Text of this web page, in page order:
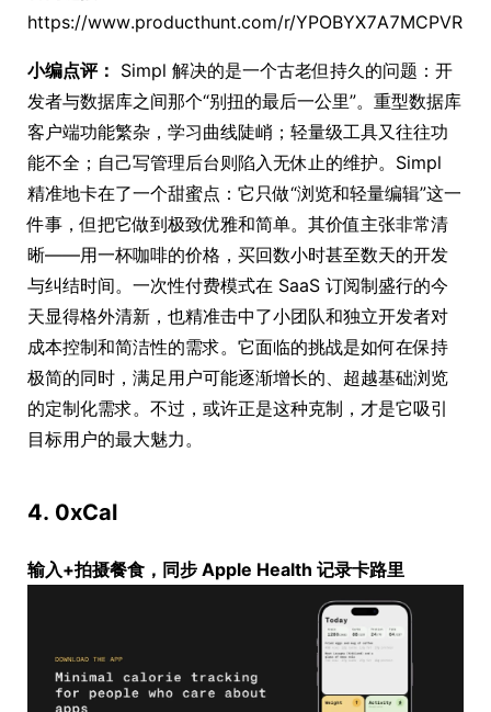
https://www.producthunt.com/r/YPOBYX7A7MCPVR
小编点评： Simpl 解决的是一个古老但持久的问题：开
发者与数据库之间那个“别扭的最后一公里”。重型数据库
客户端功能繁杂，学习曲线陡峭；轻量级工具又往往功
能不全；自己写管理后台则陷入无休止的维护。Simpl
精准地卡在了一个甜蜜点：它只做“浏览和轻量编辑”这一
件事，但把它做到极致优雅和简单。其价值主张非常清
晰——用一杯咖啡的价格，买回数小时甚至数天的开发
与纠结时间。一次性付费模式在 SaaS 订阅制盛行的今
天显得格外清新，也精准击中了小团队和独立开发者对
成本控制和简洁性的需求。它面临的挑战是如何在保持
极简的同时，满足用户可能逐渐增长的、超越基础浏览
的定制化需求。不过，或许正是这种克制，才是它吸引
目标用户的最大魅力。
4. 0xCal
输入+拍摄餐食，同步 Apple Health 记录卡路里